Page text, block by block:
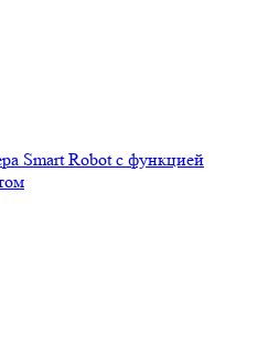
Smart Robot с функцией